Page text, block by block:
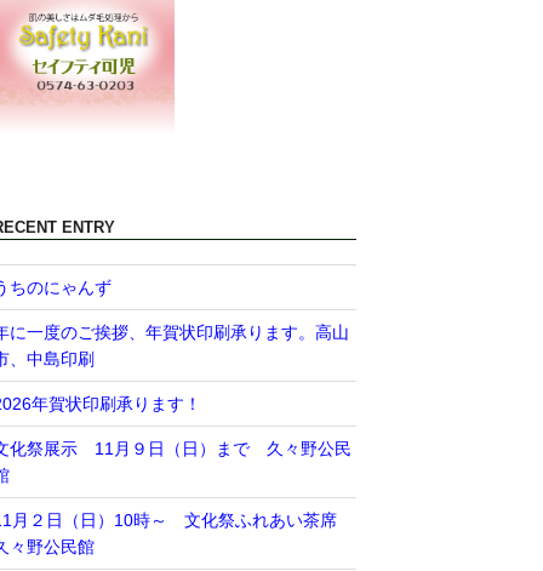
ENTRY
ちのにゃんず
に一度のご挨拶、年賀状印刷承ります。高山
、中島印刷
年賀状印刷承ります！
化祭展示 11月９日（日）まで 久々野公民
月２日（日）10時～ 文化祭ふれあい茶席
々野公民館